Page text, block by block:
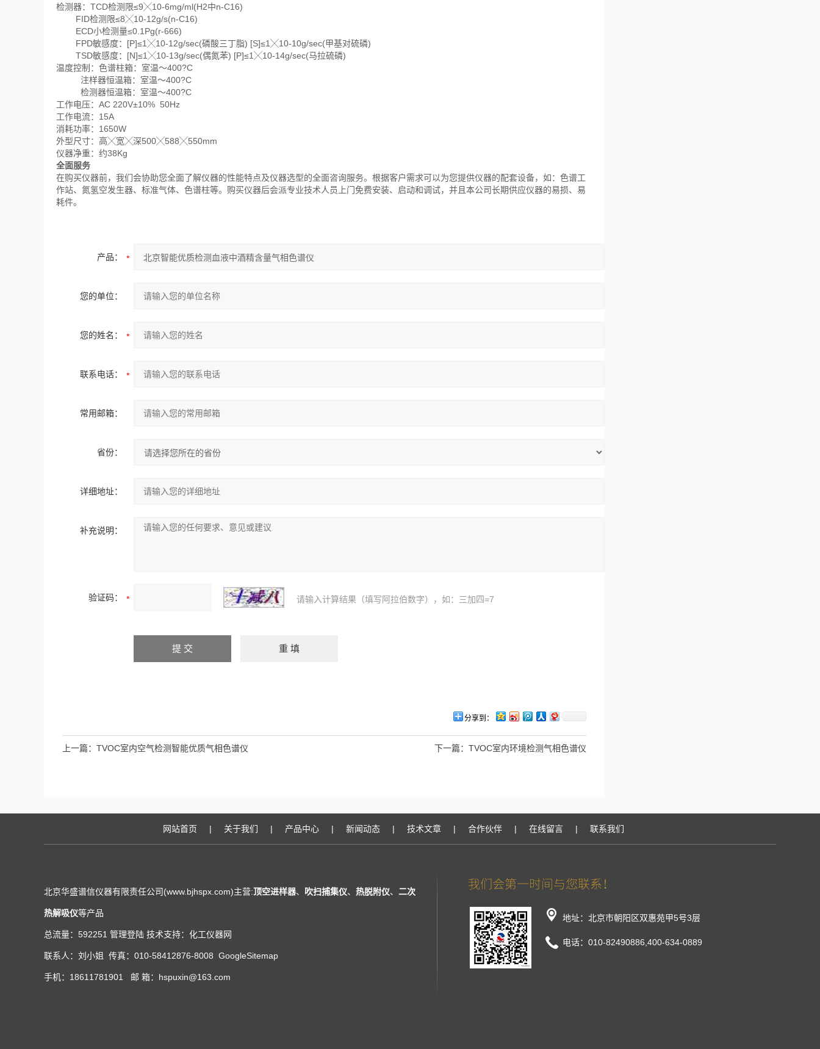
检测器：TCD检测限≤9╳10-6mg/ml(H2中n-C16)
FID检测限≤8╳10-12g/s(n-C16)
ECD小检测量≤0.1Pg(r-666)
FPD敏感度：[P]≤1╳10-12g/sec(磷酸三丁脂) [S]≤1╳10-10g/sec(甲基对硫磷)
TSD敏感度：[N]≤1╳10-13g/sec(偶氮苯) [P]≤1╳10-14g/sec(马拉硫磷)
温度控制：色谱柱箱：室温～400?C
注样器恒温箱：室温～400?C
检测器恒温箱：室温～400?C
工作电压：AC 220V±10% 50Hz
工作电流：15A
消耗功率：1650W
外型尺寸：高╳宽╳深500╳588╳550mm
仪器净重：约38Kg
全面服务
在购买仪器前，我们会协助您全面了解仪器的性能特点及仪器选型的全面咨询服务。根据客户需求可以为您提供仪器的配套设备，如：色谱工
作站、氮氢空发生器、标准气体、色谱柱等。购买仪器后会派专业技术人员上门免费安装、启动和调试，并且本公司长期供应仪器的易损、易
耗件。
产品：
您的单位：
您的姓名：
联系电话：
常用邮箱：
省份：
详细地址：
补充说明：
验证码： 请输入计算结果（填写阿拉伯数字），如：三加四=7
分享到：
上一篇： TVOC室内空气检测智能优质气相色谱仪 下一篇： TVOC室内环境检测气相色谱仪
网站首页 | 关于我们 | 产品中心 | 新闻动态 | 技术文章 | 合作伙伴 | 在线留言 | 联系我们
北京华盛谱信仪器有限责任公司(www.bjhspx.com)主营:顶空进样器、 吹扫捕集仪、 热脱附仪、 二次
热解吸仪等产品
总流量：592251 管理登陆 技术支持： 化工仪器网
联系人：刘小姐 传真：010-58412876-8008 GoogleSitemap
手机：18611781901 邮 箱：hspuxin@163.com
地址：北京市朝阳区双惠苑甲5号3层
电话：010-82490886,400-634-0889